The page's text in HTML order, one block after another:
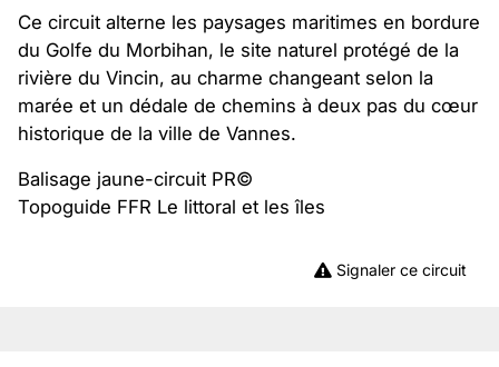
Ce circuit alterne les paysages maritimes en bordure
du Golfe du Morbihan, le site naturel protégé de la
rivière du Vincin, au charme changeant selon la
marée et un dédale de chemins à deux pas du cœur
historique de la ville de Vannes.
Balisage jaune-circuit PR©
Topoguide FFR Le littoral et les îles
Signaler ce circuit